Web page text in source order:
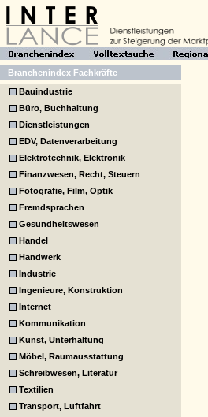
Branchenindex Fachkräfte
Bauindustrie
Büro, Buchhaltung
Dienstleistungen
EDV, Datenverarbeitung
Elektrotechnik, Elektronik
Finanzwesen, Recht, Steuern
Fotografie, Film, Optik
Fremdsprachen
Gesundheitswesen
Handel
Handwerk
Industrie
Ingenieure, Konstruktion
Internet
Kommunikation
Kunst, Unterhaltung
Möbel, Raumausstattung
Schreibwesen, Literatur
Textilien
Transport, Luftfahrt